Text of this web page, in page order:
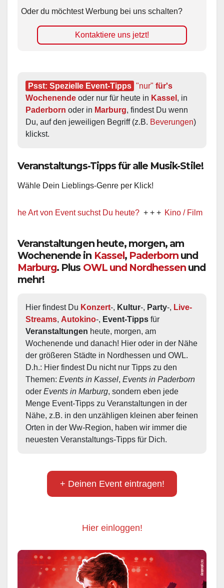
Oder du möchtest Werbung bei uns schalten?
Kontaktiere uns jetzt!
Psst: Spezielle Event-Tipps "nur" für's
Wochenende oder nur für heute in Kassel
Paderborn oder in Marburg, findest Du wenn
Du, auf den jeweiligen Begriff (z.B. Beverungen)
klickst.
Veranstaltungs-Tipps für alle Musik-Stile!
Wähle Dein Lieblings-Genre per Klick!
von Event suchst Du heute? + + + Kino / Film + + +
Veranstaltungen heute, morgen, am
Wochenende in Kassel, Paderborn und
Marburg. Plus OWL und Nordhessen und
mehr!
Hier findest Du Konzert-, Kultur-, Party-, Live-
Streams, Autokino-, Event-Tipps
Veranstaltungen heute, morgen, am
Wochenende und danach! Hier oder in der Nähe
der größeren Städte in Nordhessen und OWL.
D.h.: Hier findest Du nicht nur Tipps zu den
Themen: Events in Kassel, Events in Paderborn
oder Events in Marburg, sondern eben jede
Menge Event-Tipps zu Veranstaltungen in der
Nähe, z.B. in den unzähligen kleinen aber feinen
Orten in der Ww-Region, haben wir immer die
neuesten Veranstaltungs-Tipps für Dich.
+ Deinen Event eintragen!
Hier einloggen!